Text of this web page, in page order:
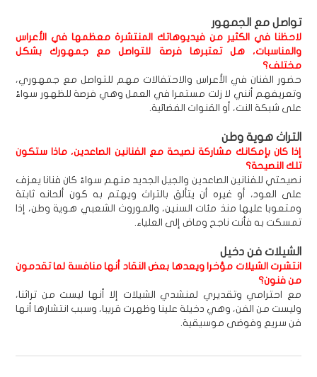
تواصل مع الجمهور
لاحظنا في الكثير من فيديوهاتك المنتشرة معظمها في الأعراس
والمناسبات، هل تعتبرها فرصة للتواصل مع جمهورك بشكل
مختلف؟
حضور الفنان في الأعراس والاحتفالات مهم للتواصل مع جمهوري،
وتعريفهم أنني لا زلت مستمرا في العمل وهي فرصة للظهور سواءً
على شبكة النت، أو القنوات الفضائية.
التراث هوية وطن
إذا كان بإمكانك مشاركة نصيحة مع الفنانين الصاعدين، ماذا ستكون
تلك النصيحة؟
نصيحتي للفنانين الصاعدين والجيل الجديد منهم سواءً كان فنانا يعزف
على العود، أو غيره أن يتألق بالتراث ويهتم به كون ألحانه ثابتة
ومتعوبا عليها منذ مئات السنين، والموروث الشعبي هوية وطن، إذا
تمسكت به فأنت ناجح وماض إلى العلياء.
الشيلات فن دخيل
انتشرت الشيلات مؤخرا ويعدها بعض النقاد أنها منافسة لما تقدمون
من فنون؟
مع احترامي وتقديري لمنشدي الشيلات إلا أنها ليست من تراثنا،
وليست من الفن، وهي دخيلة علينا وظهرت قريبا، وسبب انتشارها أنها
فن سريع وفوضى موسيقية.